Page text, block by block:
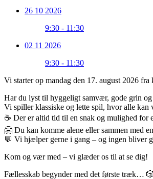
26 10 2026
9:30 - 11:30
02 11 2026
9:30 - 11:30
Vi starter op mandag den 17. august 2026
Har du lyst til hyggeligt samvær, gode grin
Vi spiller klassiske og lette spil, hvor alle
☕ Der er altid tid til en snak og mulighed for
🤗 Du kan komme alene eller sammen med
💬 Vi hjælper gerne i gang – og ingen bliver
Kom og vær med – vi glæder os til at se dig!
Fællesskab begynder med det første træk…